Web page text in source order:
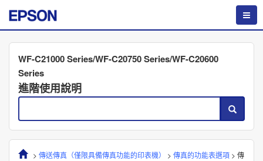
WF-C21000 Series/WF-C20750 Series/WF-C20600
Series
進階使用說明
> 傳送傳真（僅限具備傳真功能的印表機） > 傳真的功能表選項> 傳